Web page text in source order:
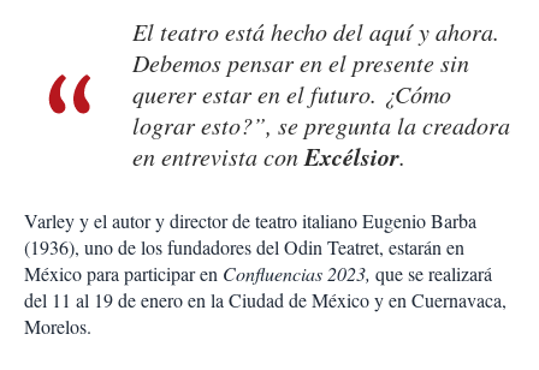
El teatro está hecho del aquí y ahora.
Debemos pensar en el presente sin
querer estar en el futuro. ¿Cómo
lograr esto?”, se pregunta la creadora
en entrevista conExcélsior.
Varley y el autor y director de teatro italiano Eugenio Barba
(1936), uno de los fundadores del Odin Teatret, estarán en
México para participar en Confluencias 2023, que se realizará
del 11 al 19 de enero en la Ciudad de México y en Cuernavaca,
Morelos.